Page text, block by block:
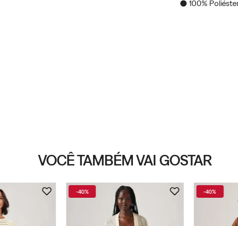
● 100%
VOCÊ TAMBÉM VAI GOSTAR
-40% -40%